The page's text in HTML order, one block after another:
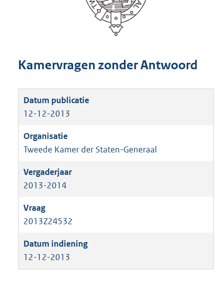
Kamervragen zonder Antwoord
12-12-2013
Tweede Kamer der Staten-Generaal
2013-2014
2013Z24532
12-12-2013